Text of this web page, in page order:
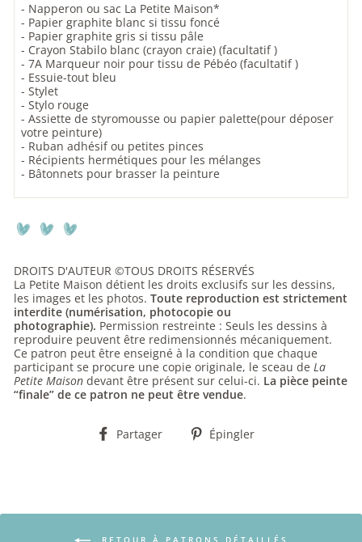
- Napperon ou sac La Petite Maison*
- Papier graphite blanc si tissu foncé
- Papier graphite gris si tissu pâle
- Crayon Stabilo blanc (crayon craie) (facultatif )
- 7A Marqueur noir pour tissu de Pébéo (facultatif )
- Essuie-tout bleu
- Stylet
- Stylo rouge
- Assiette de styromousse ou papier palette(pour déposer
votre peinture)
- Ruban adhésif ou petites pinces
- Récipients hermétiques pour les mélanges
- Bâtonnets pour brasser la peinture
DROITS D'AUTEUR ©TOUS DROITS RÉSERVÉS
La Petite Maison détient les droits exclusifs sur les dessins,
les images et les photos. Toute reproduction est strictement
interdite (numérisation, photocopie ou
photographie). Permission restreinte : Seuls les dessins à
reproduire peuvent être redimensionnés mécaniquement.
Ce patron peut être enseigné à la condition que chaque
participant se procure une copie originale, le sceau de La
Petite Maison devant être présent sur celui-ci. La pièce peinte
“finale” de ce patron ne peut être vendue.
Partager
PartagerÉpingler
RETOUR À PATRONS DÉTAILLÉS